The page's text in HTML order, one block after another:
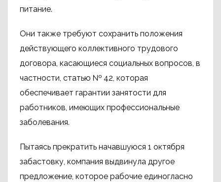
питание.
Они также требуют сохранить положения
действующего коллективного трудового
договора, касающиеся социальных вопросов, в
частности, статью № 42, которая
обеспечивает гарантии занятости для
работников, имеющих профессиональные
заболевания.
Пытаясь прекратить начавшуюся 1 октября
забастовку, компания выдвинула другое
предложение, которое рабочие единогласно